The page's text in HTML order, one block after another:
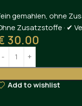
gemahlen, ohne
Zusatzstoffe · ✔
30.00
Add to wishlist